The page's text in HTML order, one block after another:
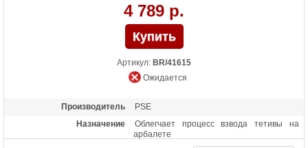
4 789 р.
Артикул: BR/41615
Ожидается
Производитель
PSE
Назначение
Облегчает процесс взвода тетивы на
арбалете